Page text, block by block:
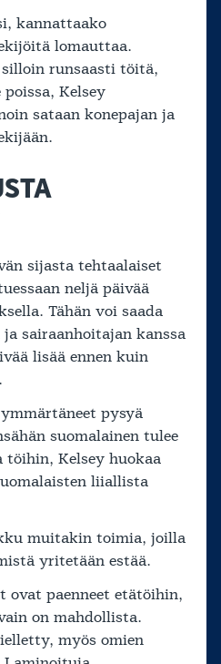
kannattaako
lomauttaa.
runsaasti töitä,
Kelsey
sataan konepajan ja
sijasta tehtaalaiset
neljä päivää
Tähän voi saada
sairaanhoitajan kanssa
lisää ennen kuin
pysyä
suomalainen tulee
töihin, Kelsey huokaa
liiallista
muitakin toimia, joilla
yritetään estää.
paenneet etätöihin,
on mahdollista.
myös omien